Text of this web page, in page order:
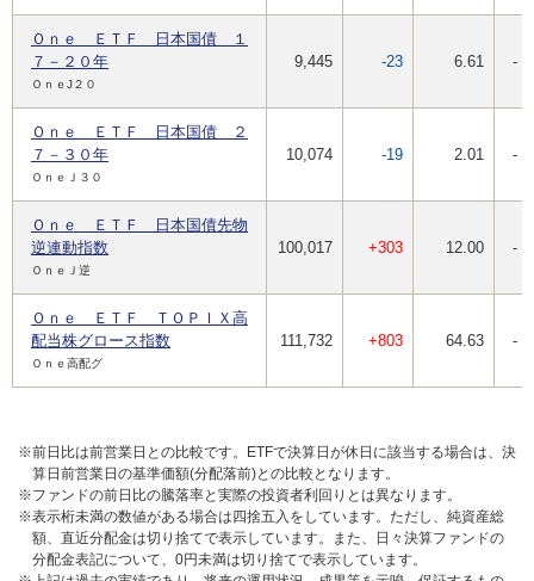
Ｏｎｅ ＥＴＦ 日本国債 １
７－２０年
ＯｎｅJ２０
9,445 -23 6.61 -
Ｏｎｅ ＥＴＦ 日本国債 ２
７－３０年
ＯｎｅＪ３０
10,074 -19 2.01 -
Ｏｎｅ ＥＴＦ 日本国債先物
逆連動指数
ＯｎｅＪ逆
100,017 +303 12.00 -
Ｏｎｅ ＥＴＦ ＴＯＰＩＸ高
配当株グロース指数
Ｏｎｅ高配グ
111,732 +803 64.63 -
※前日比は前営業日との比較です。ETFで決算日が休日に該当する場合は、決
算日前営業日の基準価額(分配落前)との比較となります。
※ファンドの前日比の騰落率と実際の投資者利回りとは異なります。
※表示桁未満の数値がある場合は四捨五入をしています。ただし、純資産総
額、直近分配金は切り捨てで表示しています。また、日々決算ファンドの
分配金表記について、0円未満は切り捨てで表示しています。